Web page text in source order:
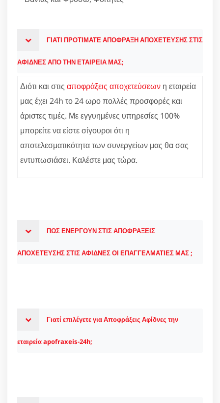
ΓΙΑΤΙ ΠΡΟΤΙΜΑΤΕ ΑΠΟΦΡΑΞΗ ΑΠΟΧΕΤΕΥΣΗΣ ΣΤΙΣ
ΑΦΙΔΝΕΣ ΑΠΟ ΤΗΝ ΕΤΑΙΡΕΙΑ ΜΑΣ;
Διότι και στις αποφράξεις αποχετεύσεων η εταιρεία
μας έχει 24h το 24 ωρο πολλές προσφορές και
άριστες τιμές. Με εγγυημένες υπηρεσίες 100%
μπορείτε να είστε σίγουροι ότι η
αποτελεσματικότητα των συνεργείων μας θα σας
εντυπωσιάσει. Καλέστε μας τώρα.
ΠΩΣ ΕΝΕΡΓΟΥΝ ΣΤΙΣ ΑΠΟΦΡΑΞΕΙΣ
ΑΠΟΧΕΤΕΥΣΗΣ ΣΤΙΣ ΑΦΙΔΝΕΣ ΟΙ ΕΠΑΓΓΕΛΜΑΤΙΕΣ ΜΑΣ ;
Γιατί επιλέγετε για Αποφράξεις Αφίδνες την
εταιρεία apofraxeis-24h;